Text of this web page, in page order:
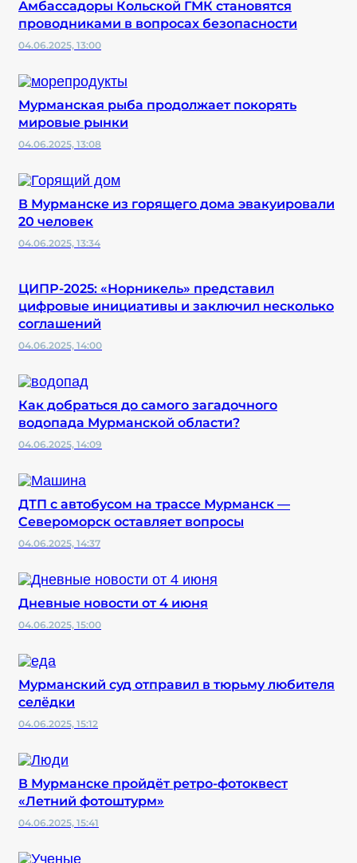
Амбассадоры Кольской ГМК становятся
проводниками в вопросах безопасности
04.06.2025, 13:00
Мурманская рыба продолжает покорять
мировые рынки
04.06.2025, 13:08
В Мурманске из горящего дома эвакуировали
20 человек
04.06.2025, 13:34
ЦИПР-2025: «Норникель» представил
цифровые инициативы и заключил несколько
соглашений
04.06.2025, 14:00
Как добраться до самого загадочного
водопада Мурманской области?
04.06.2025, 14:09
ДТП с автобусом на трассе Мурманск —
Североморск оставляет вопросы
04.06.2025, 14:37
Дневные новости от 4 июня
04.06.2025, 15:00
Мурманский суд отправил в тюрьму любителя
селёдки
04.06.2025, 15:12
В Мурманске пройдёт ретро-фотоквест
«Летний фотоштурм»
04.06.2025, 15:41